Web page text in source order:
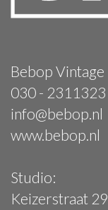
Bebop Vintage
030 - 2311323
info@bebop.nl
www.bebop.nl
Studio:
Keizerstraat 29